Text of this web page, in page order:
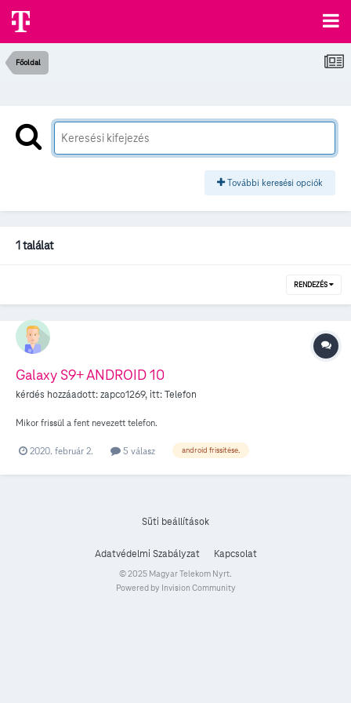
Főoldal
További keresési opciók
1 találat
RENDEZÉS
Galaxy S9+ ANDROID 10
kérdés hozzáadott:zapco1269, itt:Telefon
Mikor frissül a fent nevezett telefon.
2020. február 2. 5 válasz android frissitése.
Süti beállítások
Adatvédelmi Szabályzat Kapcsolat
© 2025 Magyar Telekom Nyrt.
Powered by Invision Community